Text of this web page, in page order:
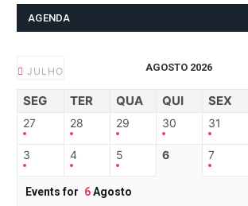
AGENDA
JULHO AGOSTO 2026
SEG TER QUA QUI SEX
27 28 29 30 31
3 4 5 6 7
Events for 6Agosto